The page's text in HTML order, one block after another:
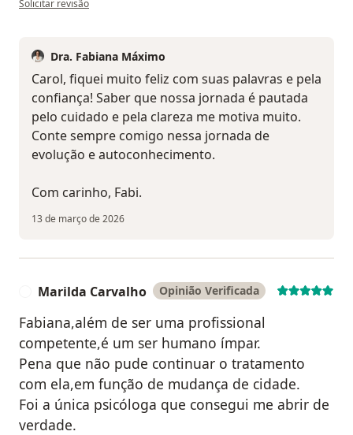
Solicitar revisão
Dra. Fabiana Máximo
Carol, fiquei muito feliz com suas palavras e pela
confiança! Saber que nossa jornada é pautada
pelo cuidado e pela clareza me motiva muito.
Conte sempre comigo nessa jornada de
evolução e autoconhecimento.
Com carinho, Fabi.
13 de março de 2026
Marilda Carvalho Opinião Verificada
Fabiana,além de ser uma profissional
competente,é um ser humano ímpar.
Pena que não pude continuar o tratamento
com ela,em função de mudança de cidade.
Foi a única psicóloga que consegui me abrir de
verdade.